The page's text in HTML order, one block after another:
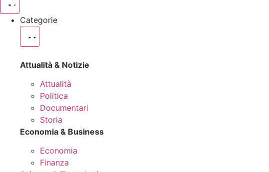
Categorie
Attualità & Notizie
Attualità
Politica
Documentari
Storia
Economia & Business
Economia
Finanza